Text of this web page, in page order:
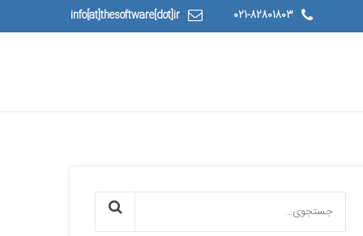
021-82801803
info[at]thesoftware[dot]ir